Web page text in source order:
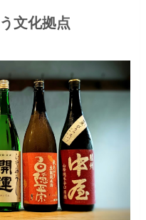
文化拠点